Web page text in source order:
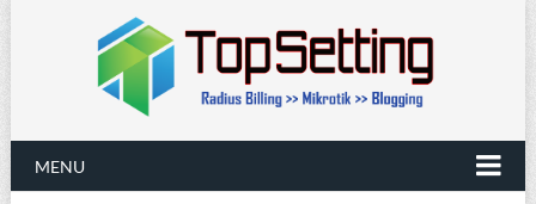
MENU